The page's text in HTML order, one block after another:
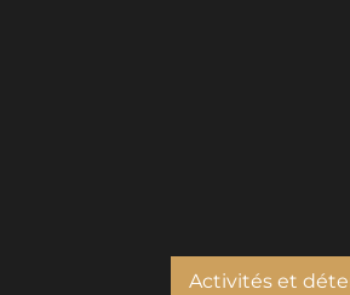
Activités et